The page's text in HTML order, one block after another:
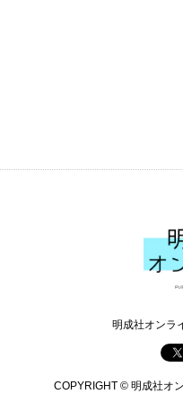
明成社オンラ
COPYRIGHT © 明成社オ